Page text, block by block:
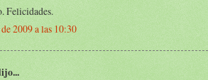
Felicidades.
2009 a las 10:30